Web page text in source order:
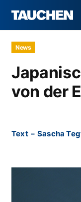
News
von der
Text – Sascha